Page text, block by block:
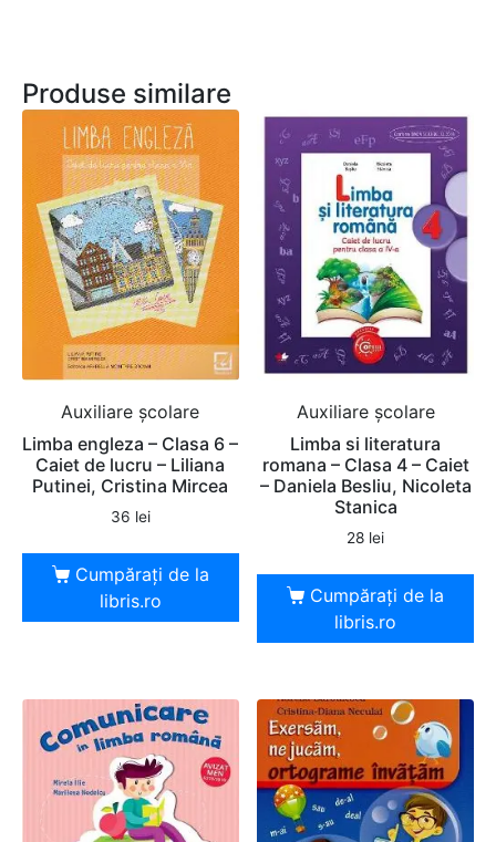
Produse similare
Auxiliare şcolare
Limba engleza – Clasa 6 –
Caiet de lucru – Liliana
Putinei, Cristina Mircea
36 lei
Cumpărați de la
libris.ro
Auxiliare şcolare
Limba si literatura
romana – Clasa 4 – Caiet
– Daniela Besliu, Nicoleta
Stanica
28 lei
Cumpărați de la
libris.ro